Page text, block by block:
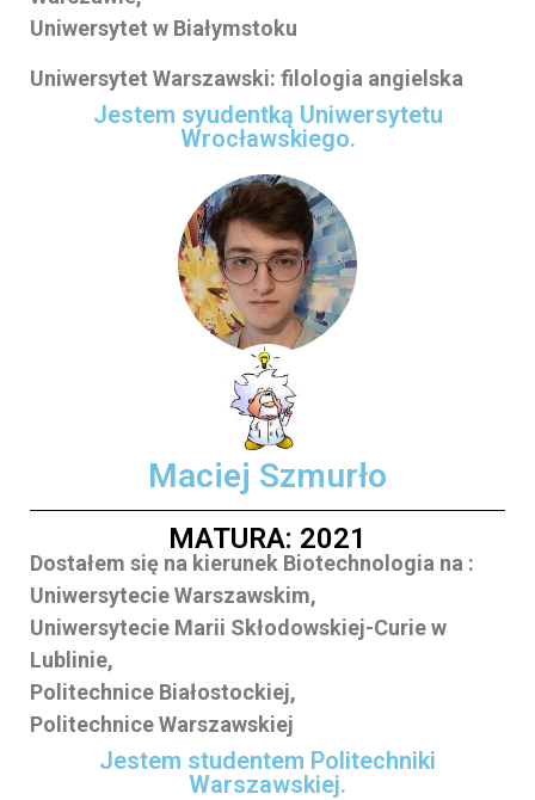
Uniwersytet w Białymstoku
Uniwersytet Warszawski: filologia angielska
Jestem syudentką Uniwersytetu
Wrocławskiego.
Maciej Szmurło
MATURA: 2021
Dostałem się na kierunek Biotechnologia na :
Uniwersytecie Warszawskim,
Uniwersytecie Marii Skłodowskiej-Curie w
Lublinie,
Politechnice Białostockiej,
Politechnice Warszawskiej
Jestem studentem Politechniki
Warszawskiej.